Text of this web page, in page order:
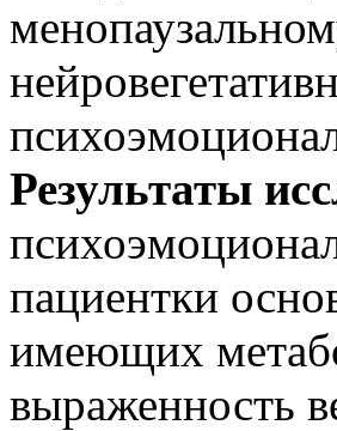
Результаты
пациентки
имеющих
выраженность